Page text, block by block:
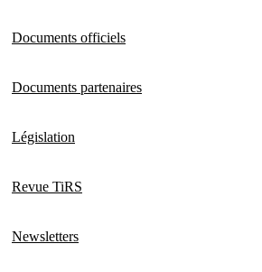
Documents officiels
Documents partenaires
Législation
Revue TiRS
Newsletters